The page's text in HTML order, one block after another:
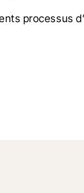
processus